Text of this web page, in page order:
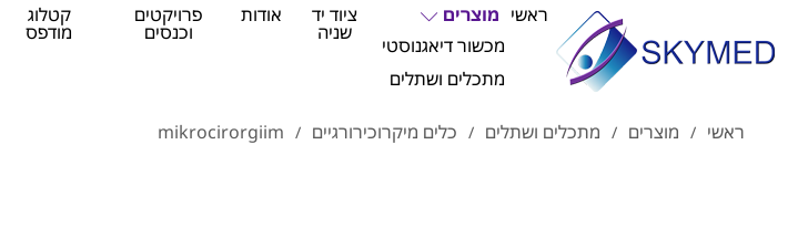
ראשי מוצרים
מכשור דיאגנוסטי
מתכלים ושתלים
ציוד יד
שניה
אודות פרויקטים
וכנסים
קטלוג
מודפס
ראשי / מוצרים / מתכלים ושתלים / כלים מיקרוכירורגיים /
mikrocirorgiim